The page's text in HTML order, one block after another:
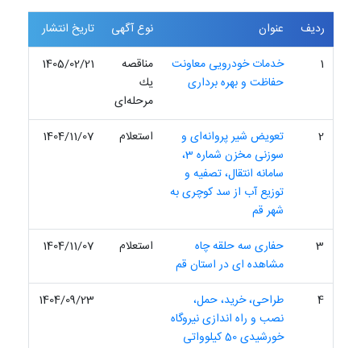
ردیف عنوان نوع آگهی
تاریخ انتشار
1
خدمات خودرویی معاونت
حفاظت و بهره برداری
مناقصه
یك
مرحله‌ای
1405/02/21
2
تعویض شیر پروانه‌ای و
سوزنی مخزن شماره 3،
سامانه انتقال، تصفیه و
توزیع آب از سد کوچری به
شهر قم
استعلام 1404/11/07
3
حفاری سه حلقه چاه
مشاهده ای در استان قم
استعلام 1404/11/07
4
طراحی، خرید، حمل،
نصب و راه اندازی نیروگاه‏
خورشیدی 50 کیلوواتی
1404/09/23